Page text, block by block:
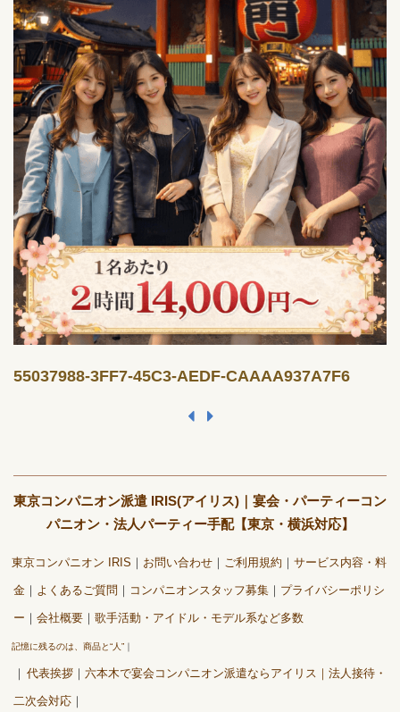
55037988-3FF7-45C3-AEDF-CAAAA937A7F6
東京コンパニオン派遣 IRIS(アイリス)｜宴会・パーティーコン
パニオン・法人パーティー手配【東京・横浜対応】
東京コンパニオン IRIS お問い合わせ ご利用規約 サービス内容・料
金 よくあるご質問 コンパニオンスタッフ募集 プライバシーポリシ
ー 会社概要 歌手活動・アイドル・モデル系など多数
記憶に残るのは、商品と“人”
代表挨拶 六本木で宴会コンパニオン派遣ならアイリス｜法人接待・
二次会対応